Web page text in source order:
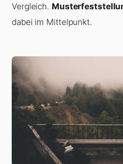
Vergleich.
dabei im Mittelpunkt.